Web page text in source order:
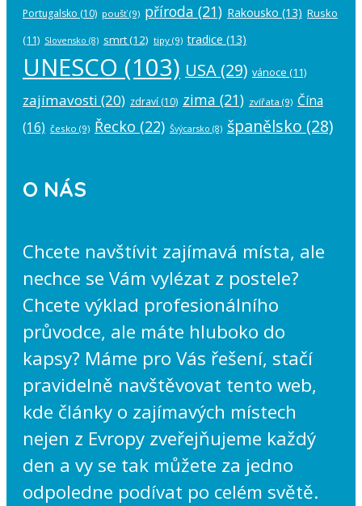
Portugalsko (10) poušť(9) příroda (21) Rakousko (13) Rusko
(11) Slovensko (8) smrt(12) tipy (9) tradice (13)
UNESCO (103) USA (29) vánoce (11)
zajímavosti (20) zdraví (10) zima (21) zvířata (9) Čína
(16) česko (9) Řecko (22) Švýcarsko (8) španělsko (28)
O NÁS
Chcete navštívit zajímavá místa, ale
nechce se Vám vylézat z postele?
Chcete výklad profesionálního
průvodce, ale máte hluboko do
kapsy? Máme pro Vás řešení, stačí
pravidelně navštěvovat tento web,
kde články o zajímavých místech
nejen z Evropy zveřejňujeme každý
den a vy se tak můžete za jedno
odpoledne podívat po celém světě.